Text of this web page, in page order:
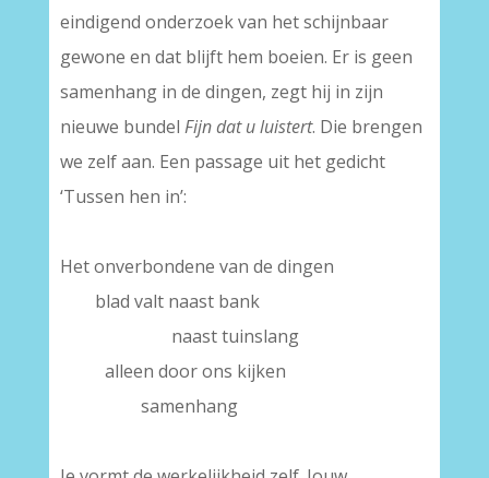
eindigend onderzoek van het schijnbaar
gewone en dat blijft hem boeien. Er is geen
samenhang in de dingen, zegt hij in zijn
nieuwe bundel Fijn dat u luistert. Die brengen
we zelf aan. Een passage uit het gedicht
‘Tussen hen in’:
Het onverbondene van de dingen
blad valt naast bank
naast tuinslang
alleen door ons kijken
samenhang